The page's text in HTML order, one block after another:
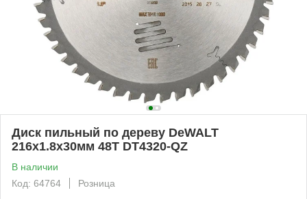
Диск пильный по дереву DeWALT
216х1.8х30мм 48T DT4320-QZ
В наличии
Код: 64764
Розница